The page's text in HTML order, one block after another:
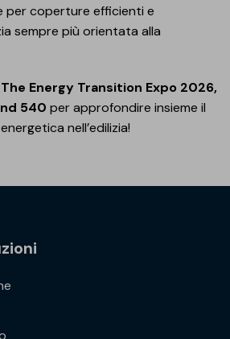
per coperture efficienti e
sempre più orientata alla
Energy Transition Expo 2026,
540per approfondire insieme il
nell’edilizia!